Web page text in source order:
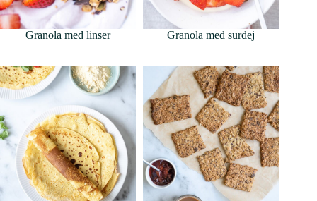
Granola med linser Granola med surdej